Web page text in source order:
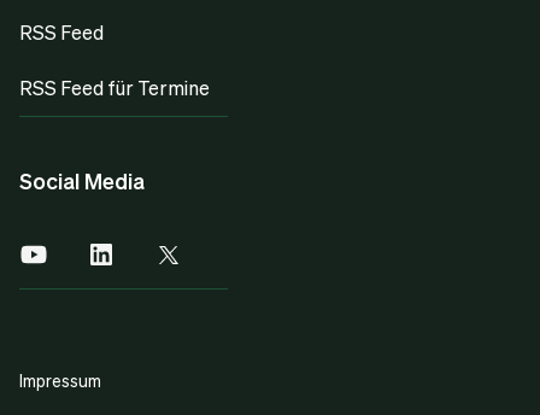
RSS Feed
RSS Feed für Termine
Social Media
Impressum